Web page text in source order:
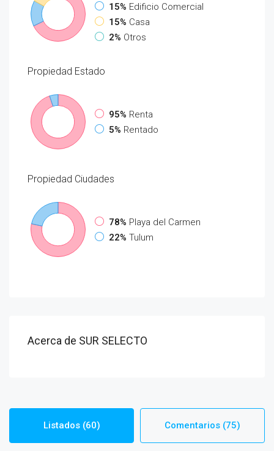
15% Edificio Comercial
15% Casa
2% Otros
Propiedad Estado
95% Renta
5% Rentado
Propiedad Ciudades
78% Playa del Carmen
22% Tulum
Acerca de SUR SELECTO
Listados (60) Comentarios (75)